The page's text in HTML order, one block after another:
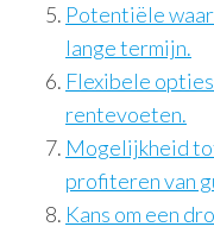
Potentiële
lange termijn.
Flexibele
rentevoeten.
Mogelijkheid
profiteren van
Kans om een